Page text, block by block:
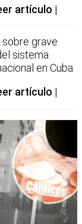
artículo
sobre grave
sistema
en Cuba
artículo